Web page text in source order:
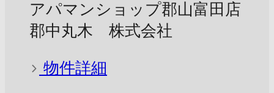
アパマンショップ郡山富田店
郡中丸木 株式会社
物件詳細